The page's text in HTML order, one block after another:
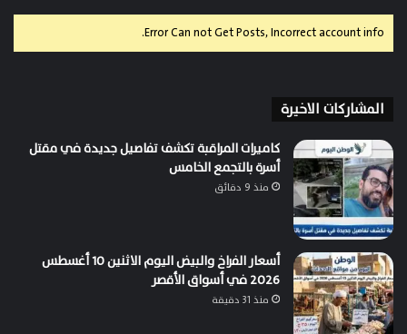
Error Can not Get Posts, Incorrect account info.
المشاركات الاخيرة
كاميرات المراقبة تكشف تفاصيل جديدة في مقتل
أسرة بالتجمع الخامس
منذ 9 دقائق
أسعار الفراخ والبيض اليوم الاثنين 10 أغسطس
2026 في أسواق الأقصر
منذ 31 دقيقة